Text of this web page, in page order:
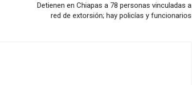
Detienen en Chiapas a 78 personas vinculadas a
red de extorsión; hay policías y funcionarios